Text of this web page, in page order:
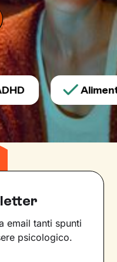
email tanti spunti
psicologico.